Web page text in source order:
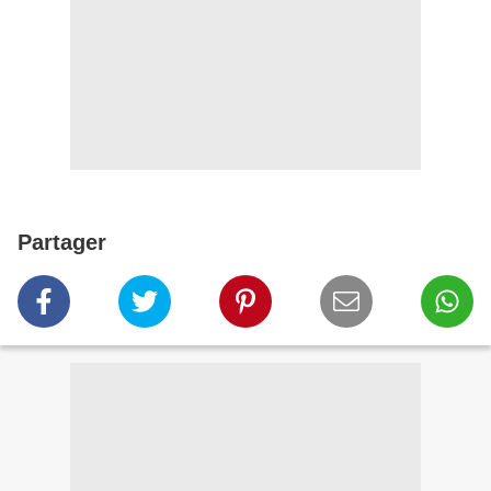
Partager